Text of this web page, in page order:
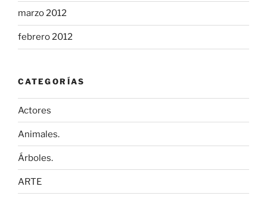
marzo 2012
febrero 2012
CATEGORÍAS
Actores
Animales.
Árboles.
ARTE